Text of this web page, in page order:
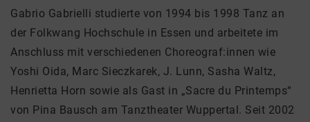
Gabrio Gabrielli studierte von 1994 bis 1998 Tanz an
der Folkwang Hochschule in Essen und arbeitete im
Anschluss mit verschiedenen Choreograf:innen wie
Yoshi Oida, Marc Sieczkarek, J. Lunn, Sasha Waltz,
Henrietta Horn sowie als Gast in „Sacre du Printemps“
von Pina Bausch am Tanztheater Wuppertal. Seit 2002